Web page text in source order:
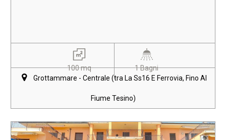
100 mq
1 Bagni
Grottammare - Centrale (tra La Ss16 E Ferrovia, Fino Al
Fiume Tesino)